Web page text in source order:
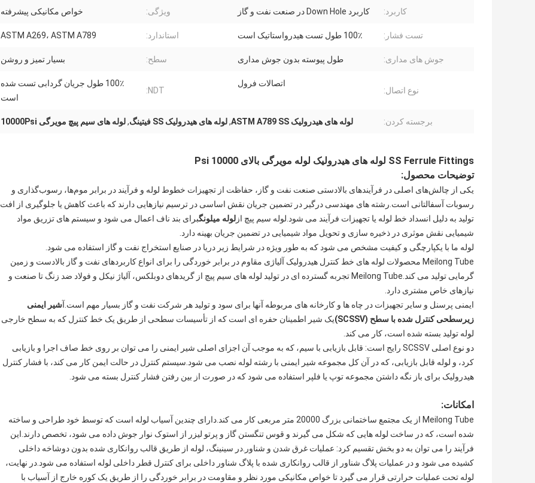
کاربرد: کاربرد Down Hole در صنعت نفت و گاز ویژگی: خواص مکانیکی پیشرفته
تست فشار: 100٪ طول تست هیدرواستاتیک است استاندارد: ASTM A269، ASTM A789
جوش های مداری: طول پیوسته بدون جوش مداری سطح: بسیار تمیز و روشن
نوع اتصال:
اتصالات فرول
NDT:
100٪ طول جریان گردابی تست شده
است
برجسته کردن: لوله های هیدرولیک ASTM A789 SS ,لوله های هیدرولیک SS فیتینگ ,لوله های سیم پیچ مویرگی 10000Psi
SS Ferrule Fittings لوله های هیدرولیک لوله مویرگی بالای 10000 Psi
توضیحات محصول:
یکی از چالش‌های اصلی در فرآیندهای بالادستی صنعت نفت و گاز، حفاظت از تجهیزات خطوط لوله و فرآیند در برابر موم‌ها، رسوب‌گذاری و
رسوبات آسفالتانی است.رشته های مهندسی درگیر در تضمین جریان نقش اساسی در ترسیم نیازهایی دارند که باعث کاهش یا جلوگیری از افت
تولید به دلیل انسداد خط لوله یا تجهیزات فرآیند می شود.لوله سیم پیچ از لوله میلونگبرای بند ناف اعمال می شود و سیستم های تزریق مواد
شیمیایی نقش موثری در ذخیره سازی و تحویل مواد شیمیایی در تضمین جریان بهینه دارد.
لوله ما با یکپارچگی و کیفیت مشخص می شود که به طور ویژه در شرایط زیر دریا در صنایع استخراج نفت و گاز استفاده می شود.
Meilong Tube محصولات لوله های خط کنترل هیدرولیک آلیاژی مقاوم در برابر خوردگی را برای انواع کاربردهای نفت و گاز بالادست و زمین
گرمایی تولید می کند.Meilong Tube تجربه گسترده ای در تولید لوله های سیم پیچ از گریدهای دوبلکس، آلیاژ نیکل و فولاد ضد زنگ تا صنعت و
نیازهای خاص مشتری دارد.
ایمنی پرسنل و سایر تجهیزات در چاه ها و کارخانه های مربوطه آنها برای سود و تولید هر شرکت نفت و گاز بسیار مهم است.آشیر ایمنی
زیرسطحی کنترل شده با سطح (SCSSV)
یک شیر اطمینان حفره ای است که از تأسیسات سطحی از طریق یک خط کنترل که به سطح خارجی
لوله تولید بسته شده است، کار می کند.
دو نوع اصلی SCSSV رایج است: قابل بازیابی با سیم، که به موجب آن اجزای اصلی شیر ایمنی را می توان بر روی خط صاف اجرا و بازیابی
کرد، و لوله قابل بازیابی، که در آن کل مجموعه شیر ایمنی با رشته لوله نصب می شود.سیستم کنترل در حالت ایمن کار می کند، با فشار کنترل
هیدرولیک برای باز نگه داشتن مجموعه توپ یا فلپر استفاده می شود که در صورت از بین رفتن فشار کنترل بسته می شود.
امکانات:
Meilong Tube از یک مجتمع ساختمانی بزرگ 20000 متر مربعی کار می کند.دارای چندین آسیاب لوله است که توسط خود طراحی و ساخته
شده است، که در ساخت لوله هایی که شکل می گیرند و قوس تنگستن گاز و پرتو لیزر از استوک نوار جوش داده می شود، تخصص دارند.این
فرآیند را می توان به دو بخش تقسیم کرد: عملیات غرق شدن و شناور.در سینینگ، لوله از طریق قالب روانکاری شده بدون دوشاخه داخلی
کشیده می شود و در عملیات پلاگ شناور از قالب روانکاری شده با پلاگ شناور داخلی برای کنترل قطر داخلی لوله استفاده می شود.در نهایت،
لوله تحت عملیات حرارتی قرار می گیرد تا خواص مکانیکی مورد نظر و مقاومت در برابر خوردگی را از طریق یک کوره خارج از آسیاب با